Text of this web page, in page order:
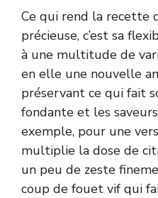
Ce qui rend la recette
précieuse, c’est sa
à une multitude de
en elle une nouvelle
préservant ce qui fait
fondante et les
exemple, pour une
multiplie la dose de
un peu de zeste
coup de fouet vif qui